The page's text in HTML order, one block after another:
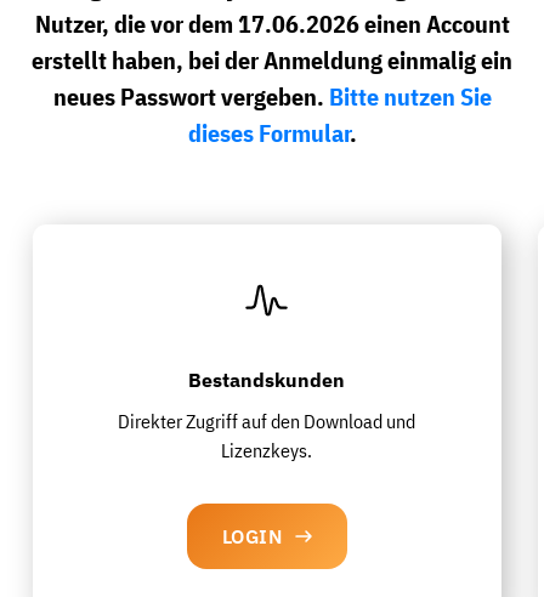
Nutzer, die vor dem 17.06.2026 einen Account
erstellt haben, bei der Anmeldung einmalig ein
neues Passwort vergeben. Bitte nutzen Sie
dieses Formular.
Bestandskunden
Direkter Zugriff auf den Download und
Lizenzkeys.
LOGIN